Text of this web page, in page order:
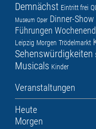
Demnächst Eintritt frei
Museum Oper Dinner-Show
Führungen
Leipzig Morgen Trödelmarkt
Sehenswürdigkeiten
Musicals Kinder
Veranstaltungen
Heute
Morgen